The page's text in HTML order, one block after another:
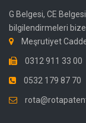
G Belgesi, CE
bilgilendirmeleri
Meşrutiyet
0312 911 33 00
0532 179 87 70